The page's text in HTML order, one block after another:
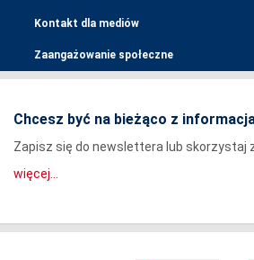
Kontakt dla mediów
Zaangażowanie społeczne
Chcesz być na bieżąco z
Zapisz się do newslettera lub skorzystaj z
więcej...